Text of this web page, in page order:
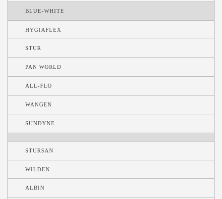
BLUE-WHITE
HYGIAFLEX
STUR
PAN WORLD
ALL-FLO
WANGEN
SUNDYNE
STURSAN
WILDEN
ALBIN